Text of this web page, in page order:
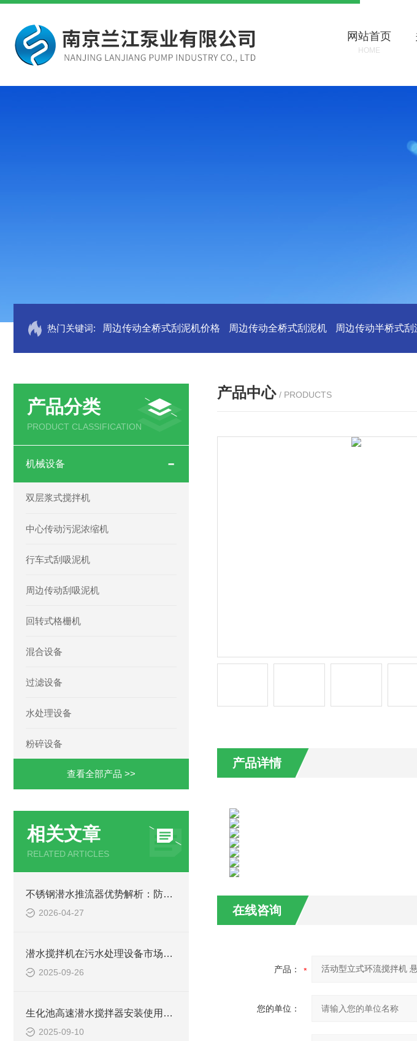
网站首页
HOME
热门关键词: 周边传动全桥式刮泥机价格 周边传动全桥式刮泥机 周边传动半桥式刮
产品分类
PRODUCT CLASSIFICATION
机械设备
双层浆式搅拌机
中心传动污泥浓缩机
行车式刮吸泥机
周边传动刮吸泥机
回转式格栅机
混合设备
过滤设备
水处理设备
粉碎设备
查看全部产品 >>
相关文章
RELATED ARTICLES
不锈钢潜水推流器优势解析：防腐耐用污水处理设备
2026-04-27
潜水搅拌机在污水处理设备市场的发展及产品优势
2025-09-26
生化池高速潜水搅拌器安装使用方法
2025-09-10
产品中心 / PRODUCTS
产品详情
在线咨询
产品：
您的单位：